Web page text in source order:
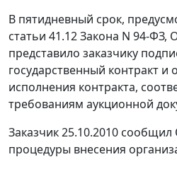
В пятидневный срок,
статьи 41.12Закона N 94-
представило заказчику
государственный контракт и
исполнения контракта,
требованиям аукционной
Заказчик 25.10.2010
процедуры внесения